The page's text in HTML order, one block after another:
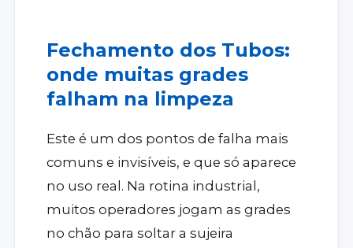
Fechamento dos Tubos:
onde muitas grades
falham na limpeza
Este é um dos pontos de falha mais
comuns e invisíveis, e que só aparece
no uso real. Na rotina industrial,
muitos operadores jogam as grades
no chão para soltar a sujeira